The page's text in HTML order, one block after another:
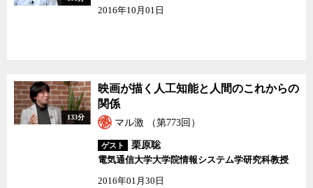
2016年10月01日
133分
映画が描く人工知能と人間のこれからの
関係
マル激 （第773回）
ゲスト
栗原聡
電気通信大学大学院情報システム学研究科教授
2016年01月30日